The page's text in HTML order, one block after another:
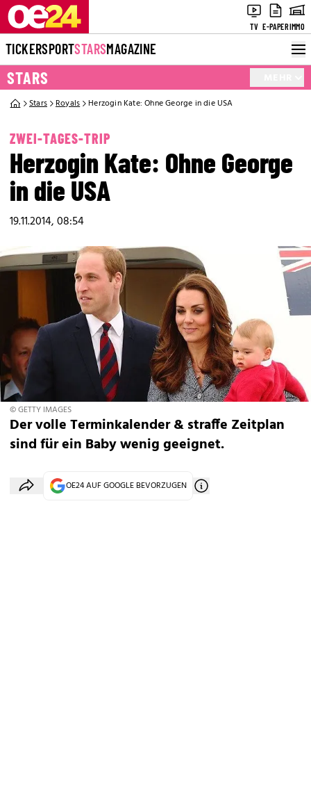
TV E-PAPERIMMO
TICKERSPORTSTARSMAGAZINE
STARS
Stars Royals Herzogin Kate: Ohne George in die USA
ZWEI-TAGES-TRIP
Herzogin Kate: Ohne George
in die USA
19.11.2014, 08:54
© GETTY IMAGES
Der volle Terminkalender & straffe Zeitplan
sind für ein Baby wenig geeignet.
OE24 AUF GOOGLE BEVORZUGEN